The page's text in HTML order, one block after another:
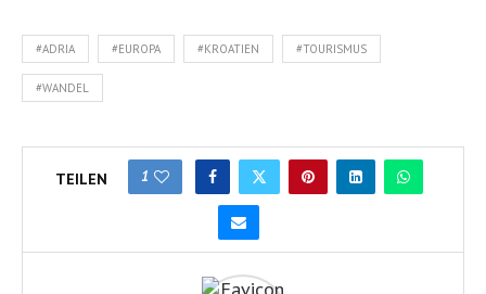
#ADRIA #EUROPA #KROATIEN #TOURISMUS
#WANDEL
TEILEN 1